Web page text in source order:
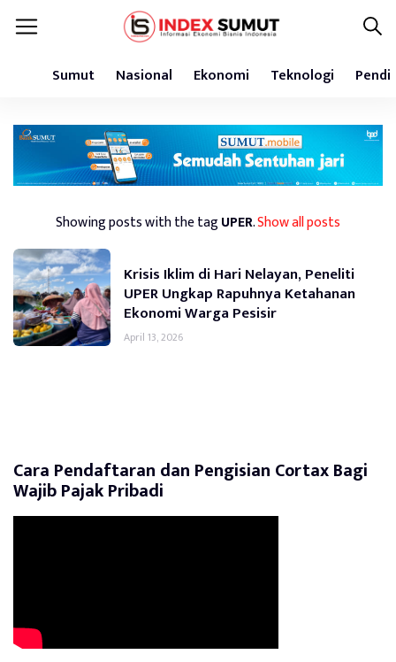
Sumut Nasional Ekonomi Teknologi
Showing posts with the tagUPER.Show all posts
Krisis Iklim di Hari Nelayan, Peneliti
UPER Ungkap Rapuhnya Ketahanan
Ekonomi Warga Pesisir
April 13, 2026
Cara Pendaftaran dan Pengisian Cortax Bagi
Wajib Pajak Pribadi